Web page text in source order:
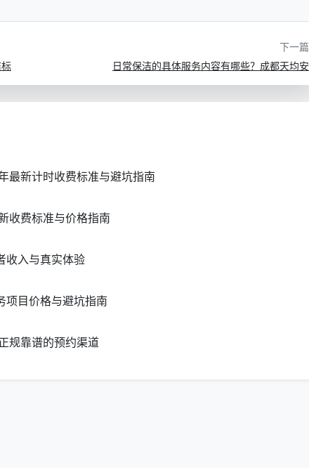
数量建议 选购要点
各1-2个 扫把选软毛，拖把选可拆卸式
旧牙刷 各1-2个
下一篇
日常保洁的具体服务内容有哪些？成都天均安
最新计时收费标准与避坑指南
收费标准与价格指南
收入与真实体验
项目价格与避坑指南
规靠谱的预约渠道